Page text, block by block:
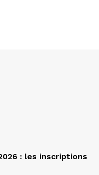
: les inscriptions